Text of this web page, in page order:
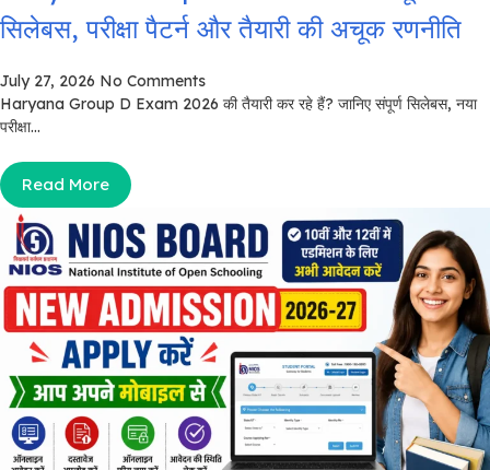
सिलेबस, परीक्षा पैटर्न और तैयारी की अचूक रणनीति
July 27, 2026 No Comments
Haryana Group D Exam 2026 की तैयारी कर रहे हैं? जानिए संपूर्ण सिलेबस, नया
परीक्षा...
Read More